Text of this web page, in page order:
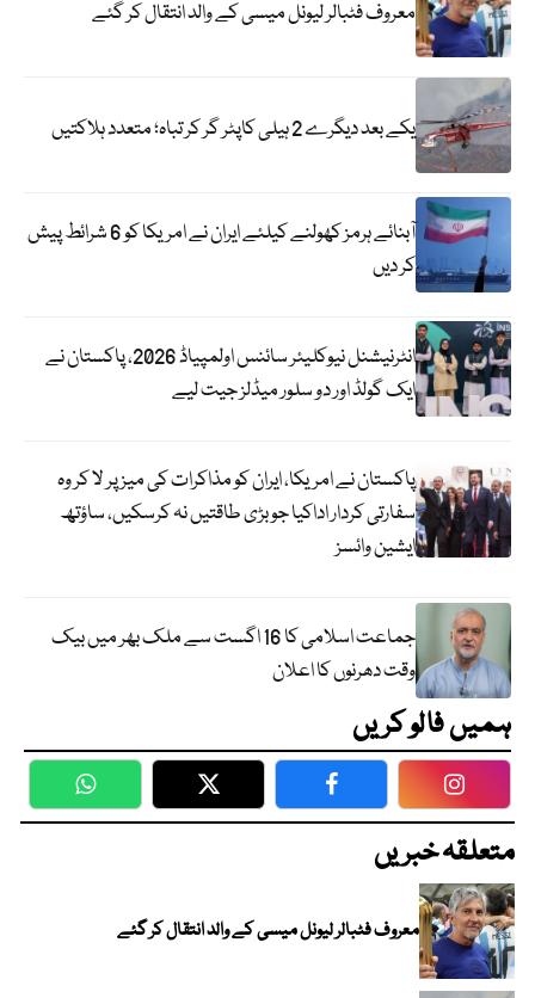
معروف فٹبالر لیونل میسی کے والد انتقال کر گئے
یکے بعد دیگرے 2 ہیلی کاپٹر گر کر تباہ؛ متعدد ہلاکتیں
آبنائے ہرمز کھولنے کیلئے ایران نے امریکا کو 6 شرائط پیش
کر دیں
انٹرنیشنل نیوکلیئر سائنس اولمپیاڈ 2026، پاکستان نے
ایک گولڈ اور دو سلور میڈلز جیت لیے
پاکستان نے امریکا، ایران کو مذاکرات کی میز پر لا کر وہ
سفارتی کردار اداکیا جو بڑی طاقتیں نہ کرسکیں، ساؤتھ
ایشین وائسز
جماعت اسلامی کا 16 اگست سے ملک بھر میں بیک
وقت دھرنوں کا اعلان
ہمیں فالو کریں
WhatsApp Twitter Facebook
متعلقہ خبریں
معروف فٹبالر لیونل میسی کے والد انتقال کر گئے